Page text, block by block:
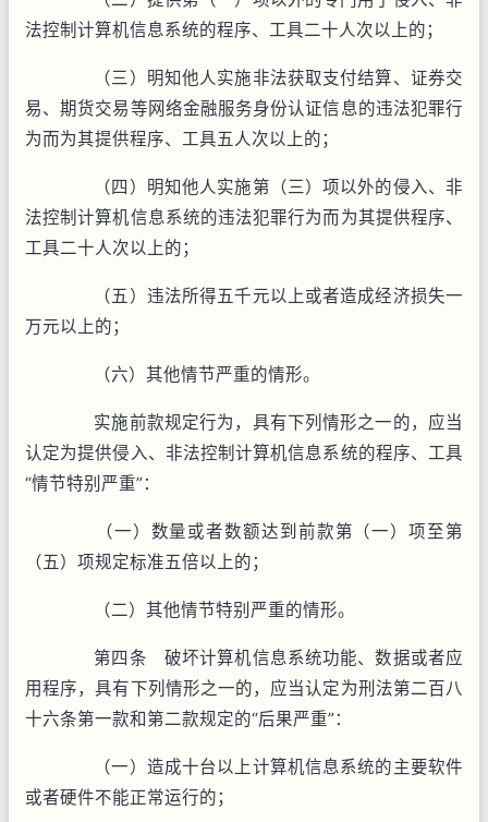
法控制计算机信息系统的程序、工具二十人次以上的；
（三）明知他人实施非法获取支付结算、证券交
易、期货交易等网络金融服务身份认证信息的违法犯罪行
为而为其提供程序、工具五人次以上的；
（四）明知他人实施第（三）项以外的侵入、非
法控制计算机信息系统的违法犯罪行为而为其提供程序、
工具二十人次以上的；
（五）违法所得五千元以上或者造成经济损失一
万元以上的；
（六）其他情节严重的情形。
实施前款规定行为，具有下列情形之一的，应当
认定为提供侵入、非法控制计算机信息系统的程序、工具
“情节特别严重”：
（一）数量或者数额达到前款第（一）项至第
（五）项规定标准五倍以上的；
（二）其他情节特别严重的情形。
第四条 破坏计算机信息系统功能、数据或者应
用程序，具有下列情形之一的，应当认定为刑法第二百八
十六条第一款和第二款规定的“后果严重”：
（一）造成十台以上计算机信息系统的主要软件
或者硬件不能正常运行的；